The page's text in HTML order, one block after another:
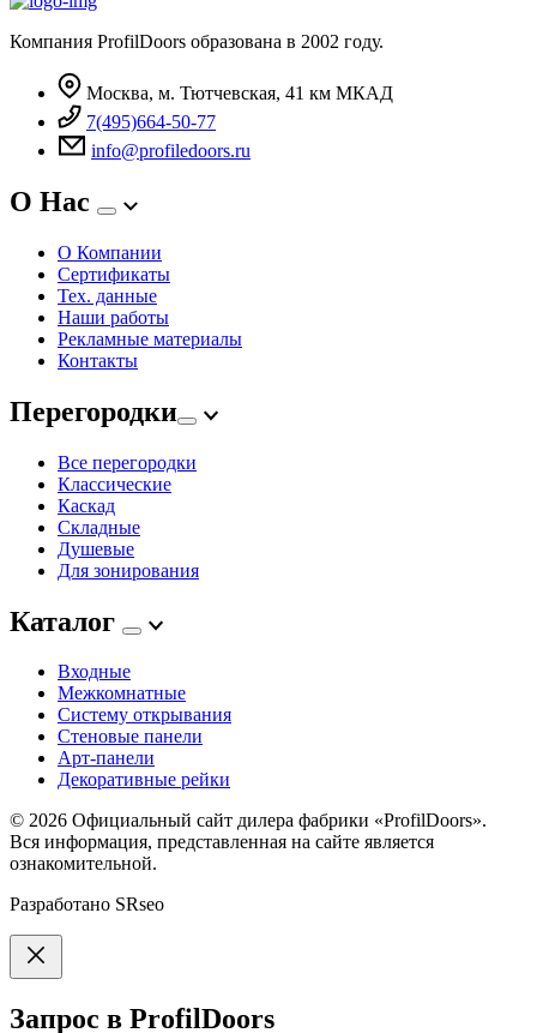
Компания ProfilDoors образована в 2002 году.
Москва, м. Тютчевская, 41 км МКАД
7(495)664-50-77
info@profiledoors.ru
О Нас
О Компании
Сертификаты
Тех. данные
Наши работы
Рекламные материалы
Контакты
Перегородки
Все перегородки
Классические
Каскад
Складные
Душевые
Для зонирования
Каталог
Входные
Межкомнатные
Систему открывания
Стеновые панели
Арт-панели
Декоративные рейки
© 2026 Официальный сайт дилера фабрики «ProfilDoors».
Вся информация, представленная на сайте является
ознакомительной.
Разработано SRseo
Запрос в ProfilDoors